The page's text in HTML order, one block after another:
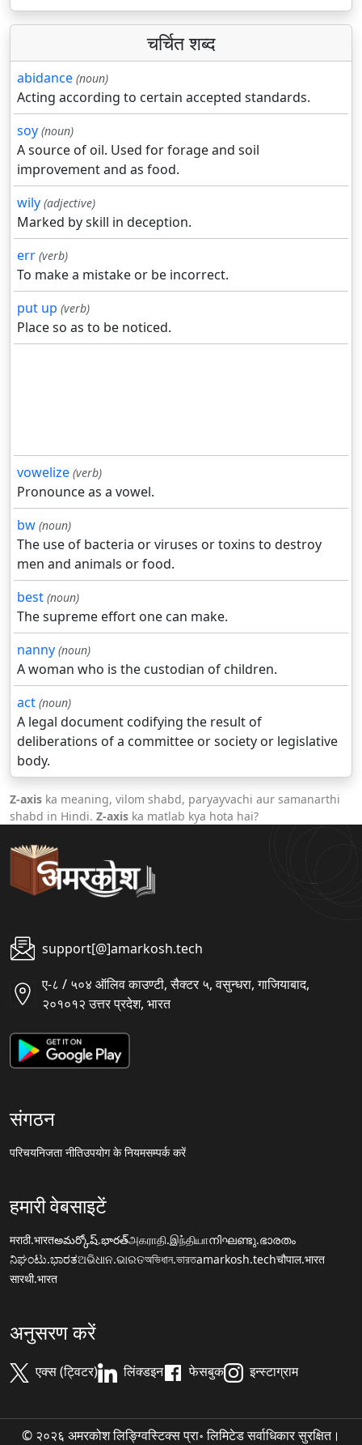
चर्चित शब्द
abidance (noun)
Acting according to certain accepted standards.
soy (noun)
A source of oil. Used for forage and soil
improvement and as food.
wily (adjective)
Marked by skill in deception.
err (verb)
To make a mistake or be incorrect.
put up (verb)
Place so as to be noticed.
vowelize (verb)
Pronounce as a vowel.
bw (noun)
The use of bacteria or viruses or toxins to destroy
men and animals or food.
best (noun)
The supreme effort one can make.
nanny (noun)
A woman who is the custodian of children.
act (noun)
A legal document codifying the result of
deliberations of a committee or society or legislative
body.
Z-axis ka meaning, vilom shabd, paryayvachi aur samanarthi
shabd in Hindi. Z-axis ka matlab kya hota hai?
support[@]amarkosh.tech
ए-८ / ५०४ ऑलिव काउण्टी, सैक्टर ५, वसुन्धरा, गाजियाबाद,
२०१०१२ उत्तर प्रदेश, भारत
संगठन
परिचयनिजता नीतिउपयोग के नियमसम्पर्क करें
हमारी वेबसाइटें
मराठी.भारतఅమర్కోష్.భారత్அகராதி.இந்தியாനിഘണ്ടു.ഭാരതം
ನಿಘಂಟು.ಭಾರತଅଭିଧାନ.ଭାରତঅভিধান.ভারতamarkosh.techचौपाल.भारत
सारथी.भारत
अनुसरण करें
एक्स (ट्विटर) लिंक्डइन फेसबुक इन्स्टाग्राम
© २०२६ अमरकोश लिङ्ग्विस्टिक्स प्रा॰ लिमिटेड सर्वाधिकार सुरक्षित।